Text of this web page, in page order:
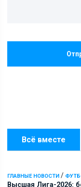
Всё вместе
ГЛАВНЫЕ НОВОСТИ /
Высшая Лига-2026: